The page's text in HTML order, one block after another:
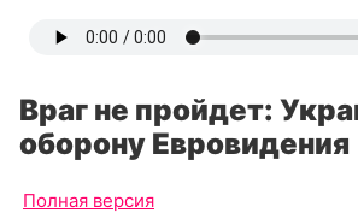
Враг не пройдет:
оборону Евровидения
Полная версия